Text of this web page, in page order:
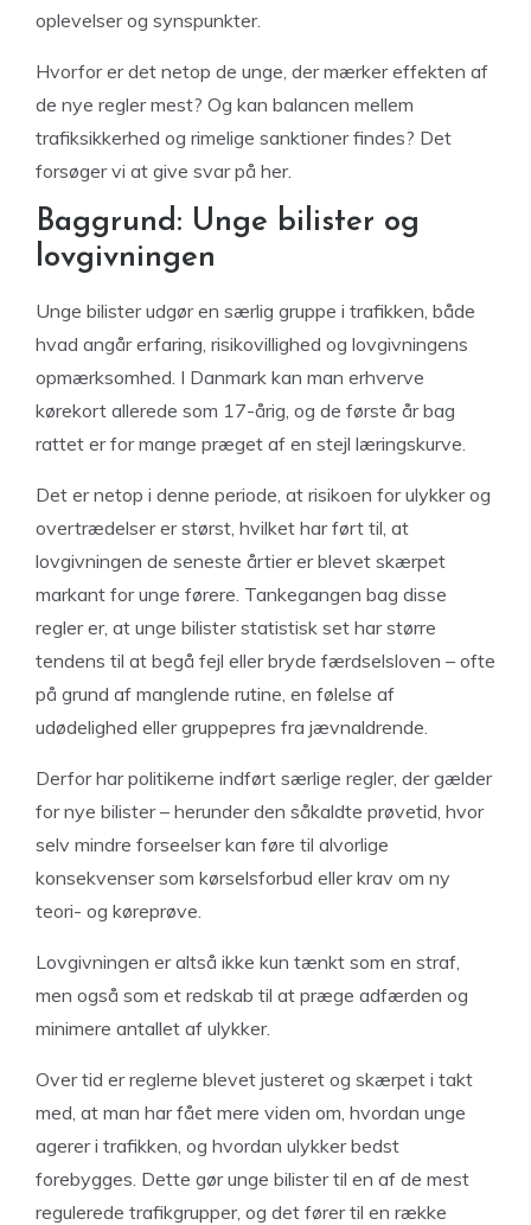
oplevelser og synspunkter.
Hvorfor er det netop de unge, der mærker effekten af
de nye regler mest? Og kan balancen mellem
trafiksikkerhed og rimelige sanktioner findes? Det
forsøger vi at give svar på her.
Baggrund: Unge bilister og
lovgivningen
Unge bilister udgør en særlig gruppe i trafikken, både
hvad angår erfaring, risikovillighed og lovgivningens
opmærksomhed. I Danmark kan man erhverve
kørekort allerede som 17-årig, og de første år bag
rattet er for mange præget af en stejl læringskurve.
Det er netop i denne periode, at risikoen for ulykker og
overtrædelser er størst, hvilket har ført til, at
lovgivningen de seneste årtier er blevet skærpet
markant for unge førere. Tankegangen bag disse
regler er, at unge bilister statistisk set har større
tendens til at begå fejl eller bryde færdselsloven – ofte
på grund af manglende rutine, en følelse af
udødelighed eller gruppepres fra jævnaldrende.
Derfor har politikerne indført særlige regler, der gælder
for nye bilister – herunder den såkaldte prøvetid, hvor
selv mindre forseelser kan føre til alvorlige
konsekvenser som kørselsforbud eller krav om ny
teori- og køreprøve.
Lovgivningen er altså ikke kun tænkt som en straf,
men også som et redskab til at præge adfærden og
minimere antallet af ulykker.
Over tid er reglerne blevet justeret og skærpet i takt
med, at man har fået mere viden om, hvordan unge
agerer i trafikken, og hvordan ulykker bedst
forebygges. Dette gør unge bilister til en af de mest
regulerede trafikgrupper, og det fører til en række